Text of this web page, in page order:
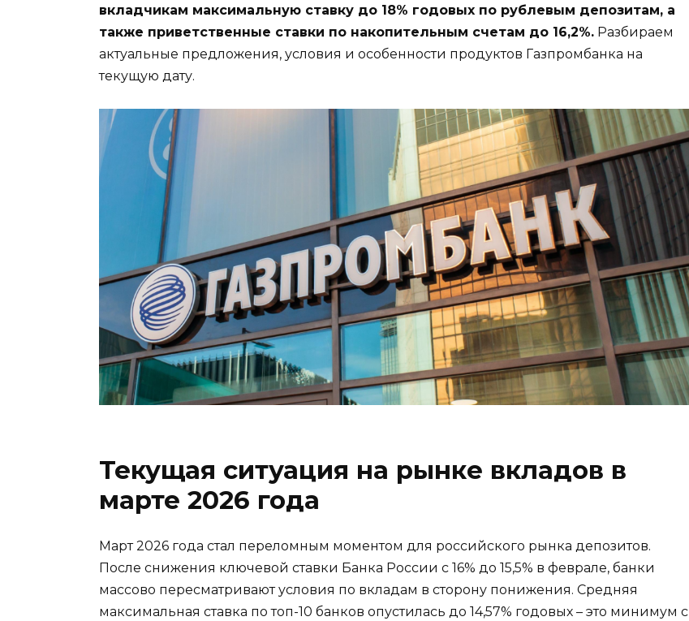
вкладчикам максимальную ставку до 18% годовых по рублевым депозитам, а
также приветственные ставки по накопительным счетам до 16,2%. Разбираем
актуальные предложения, условия и особенности продуктов Газпромбанка на
текущую дату.
Текущая ситуация на рынке вкладов в
марте 2026 года
Март 2026 года стал переломным моментом для российского рынка депозитов.
После снижения ключевой ставки Банка России с 16% до 15,5% в феврале, банки
массово пересматривают условия по вкладам в сторону понижения. Средняя
максимальная ставка по топ-10 банков опустилась до 14,57% годовых – это минимум с